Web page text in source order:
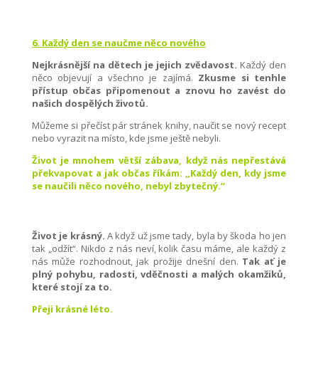
6. Každý den se naučme něco nového
Nejkrásnější na dětech je jejich zvědavost. Každý den
něco objevují a všechno je zajímá. Zkusme si tenhle
přístup občas připomenout a znovu ho zavést do
našich dospělých životů.
Můžeme si přečíst pár stránek knihy, naučit se nový recept
nebo vyrazit na místo, kde jsme ještě nebyli.
Život je mnohem větší zábava, když nás nepřestává
překvapovat a jak občas říkám: „Každý den, kdy jsme
se naučili něco nového, nebyl zbytečný.“
Život je krásný. A když už jsme tady, byla by škoda ho jen
tak „odžít“. Nikdo z nás neví, kolik času máme, ale každý z
nás může rozhodnout, jak prožije dnešní den. Tak ať je
plný pohybu, radosti, vděčnosti a malých okamžiků,
které stojí za to.
Přeji krásné léto.